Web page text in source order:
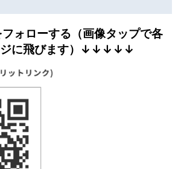
ォローする（画像タップで各
ジに飛びます）↓↓↓↓↓